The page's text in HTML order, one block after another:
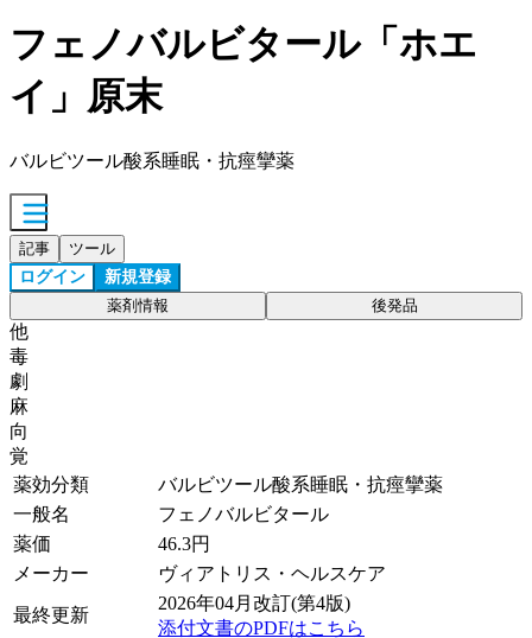
フェノバルビタール「ホエ
イ」原末
バルビツール酸系睡眠・抗痙攣薬
記事 ツール
ログイン 新規登録
薬剤情報 後発品
他
毒
劇
麻
向
覚
薬効分類
バルビツール酸系睡眠・抗痙攣薬
一般名
フェノバルビタール
薬価
46.3円
メーカー
ヴィアトリス・ヘルスケア
最終更新
2026年04月改訂(第4版)
添付文書のPDFはこちら